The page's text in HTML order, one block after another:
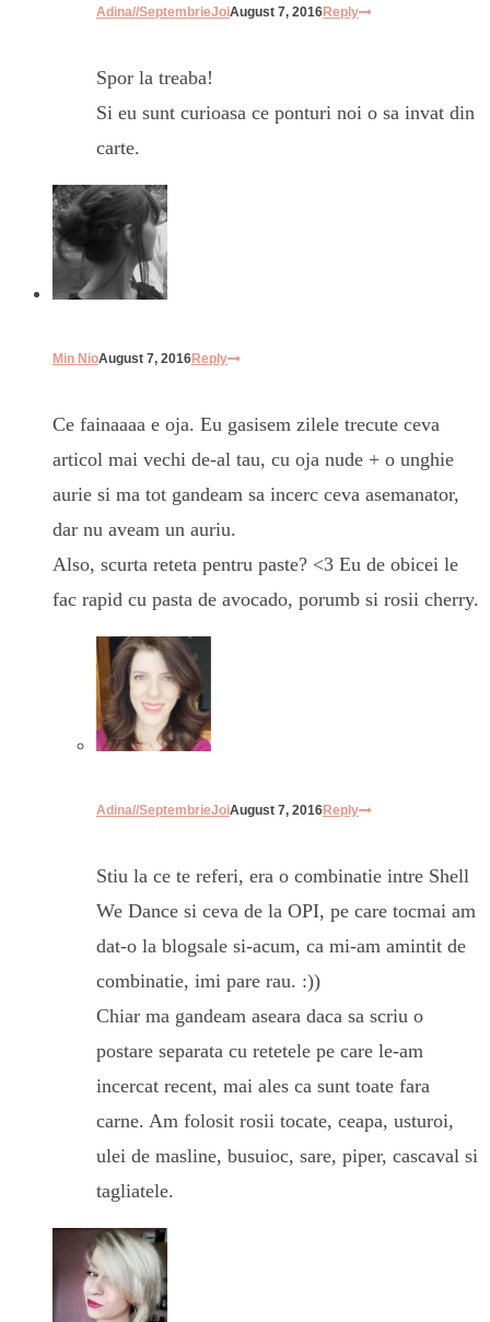
Adina//SeptembrieJoiAugust 7, 2016Reply
Spor la treaba!
Si eu sunt curioasa ce ponturi noi o sa invat din
carte.
Min NioAugust 7, 2016Reply
Ce fainaaaa e oja. Eu gasisem zilele trecute ceva
articol mai vechi de-al tau, cu oja nude + o unghie
aurie si ma tot gandeam sa incerc ceva asemanator,
dar nu aveam un auriu.
Also, scurta reteta pentru paste? <3 Eu de obicei le
fac rapid cu pasta de avocado, porumb si rosii cherry.
Adina//SeptembrieJoiAugust 7, 2016Reply
Stiu la ce te referi, era o combinatie intre Shell
We Dance si ceva de la OPI, pe care tocmai am
dat-o la blogsale si-acum, ca mi-am amintit de
combinatie, imi pare rau. :))
Chiar ma gandeam aseara daca sa scriu o
postare separata cu retetele pe care le-am
incercat recent, mai ales ca sunt toate fara
carne. Am folosit rosii tocate, ceapa, usturoi,
ulei de masline, busuioc, sare, piper, cascaval si
tagliatele.